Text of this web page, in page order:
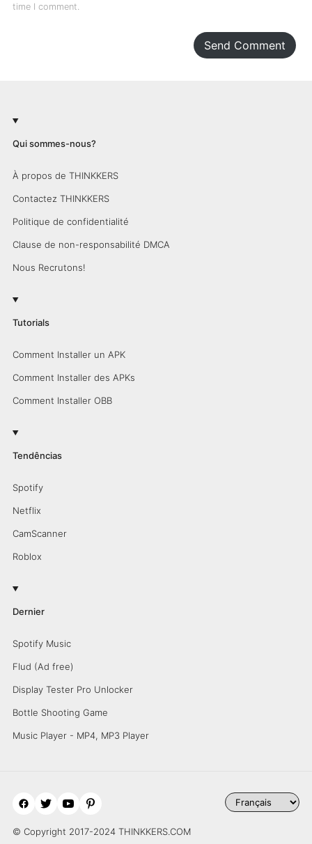
time I comment.
Send Comment
Qui sommes-nous?
À propos de THINKKERS
Contactez THINKKERS
Politique de confidentialité
Clause de non-responsabilité DMCA
Nous Recrutons!
Tutorials
Comment Installer un APK
Comment Installer des APKs
Comment Installer OBB
Tendências
Spotify
Netflix
CamScanner
Roblox
Dernier
Spotify Music
Flud (Ad free)
Display Tester Pro Unlocker
Bottle Shooting Game
Music Player - MP4, MP3 Player
© Copyright 2017-2024 THINKKERS.COM